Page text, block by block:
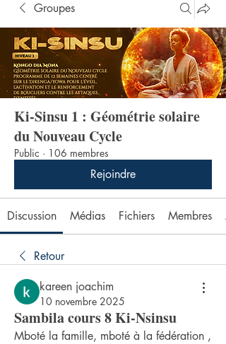
Groupes
Ki-Sinsu 1 : Géométrie solaire
du Nouveau Cycle
Public · 106 membres
Rejoindre
Discussion Médias Fichiers Membres
Retour
kareen joachim
10 novembre 2025
Sambila cours 8 Ki-Nsinsu
Mboté la famille, mboté à la fédération ,